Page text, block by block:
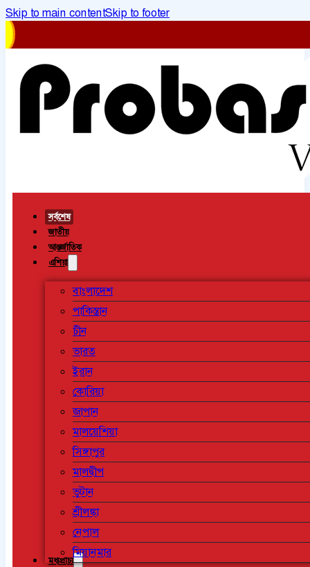
Skip to main contentSkip to footer
সর্বশেষ
জাতীয়
আন্তর্জাতিক
এশিয়া
বাংলাদেশ
পাকিস্তান
চীন
ভারত
ইরান
কোরিয়া
জাপান
মালয়েশিয়া
সিঙ্গাপুর
মালদ্বীপ
ভুটান
শ্রীলঙ্কা
নেপাল
মিয়ানমার
মধ্যপ্রাচ্য